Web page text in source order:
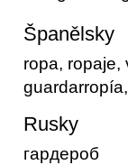
Španělsky
ropa, ropaje,
Rusky
гардероб